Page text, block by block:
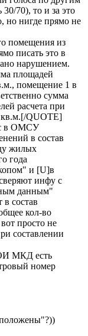
70), то и за это
но нигде прямо не
помещения из
писать это в
нарушением.
площадей
помещение 1 в
сумма
расчета при
QUOTE]
в ОМСУ
в состав
жилых
года
и [U]в
инфу с
данным"
состав
кол-во
просто не
составлении
МКД есть
номер